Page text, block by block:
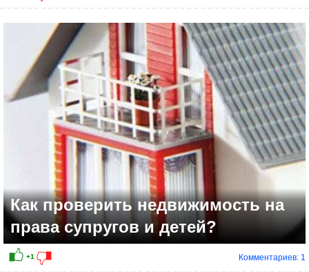
+4
Как проверить недвижимость на
права супругов и детей?
Комментариев: 1